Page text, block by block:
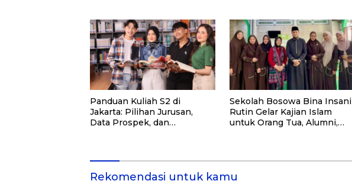
Panduan Kuliah S2 di
Jakarta: Pilihan Jurusan,
Data Prospek, dan
Sekolah Bosowa Bina Insani
Rutin Gelar Kajian Islam
untuk Orang Tua, Alumni,
Rekomendasi untuk kamu